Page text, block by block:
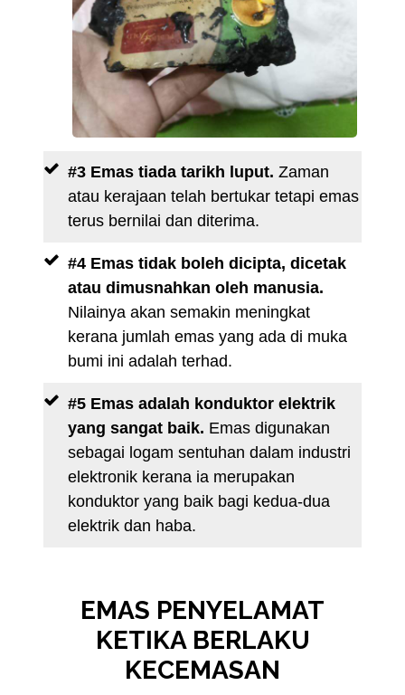
#3 Emas tiada tarikh luput. Zaman
atau kerajaan telah bertukar tetapi emas
terus bernilai dan diterima.
#4 Emas tidak boleh dicipta, dicetak
atau dimusnahkan oleh manusia.
Nilainya akan semakin meningkat
kerana jumlah emas yang ada di muka
bumi ini adalah terhad.
#5 Emas adalah konduktor elektrik
yang sangat baik. Emas digunakan
sebagai logam sentuhan dalam industri
elektronik kerana ia merupakan
konduktor yang baik bagi kedua-dua
elektrik dan haba.
EMAS PENYELAMAT
KETIKA BERLAKU
KECEMASAN